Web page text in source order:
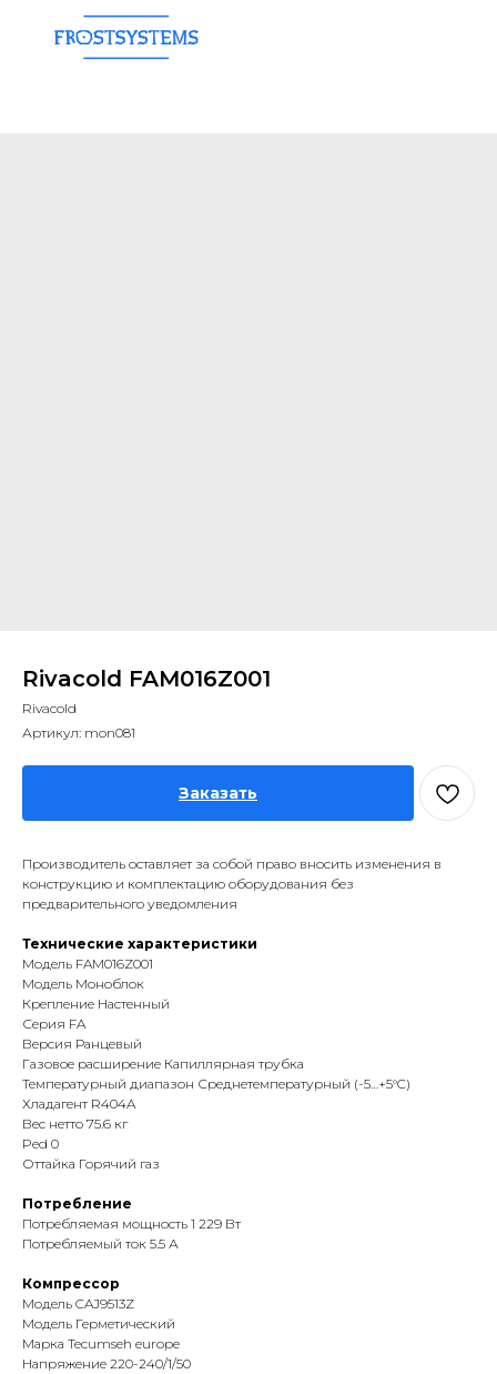
Rivacold FAM016Z001
Rivacold
Артикул: mon081
Заказать
Производитель оставляет за собой право вносить изменения в
конструкцию и комплектацию оборудования без
предварительного уведомления
Технические характеристики
Модель FAM016Z001
Модель Моноблок
Крепление Настенный
Серия FA
Версия Ранцевый
Газовое расширение Капиллярная трубка
Температурный диапазон Среднетемпературный (-5…+5°C)
Хладагент R404A
Вес нетто 75.6 кг
Ped 0
Оттайка Горячий газ
Потребление
Потребляемая мощность 1 229 Вт
Потребляемый ток 5.5 А
Компрессор
Модель CAJ9513Z
Модель Герметический
Марка Tecumseh europe
Напряжение 220-240/1/50